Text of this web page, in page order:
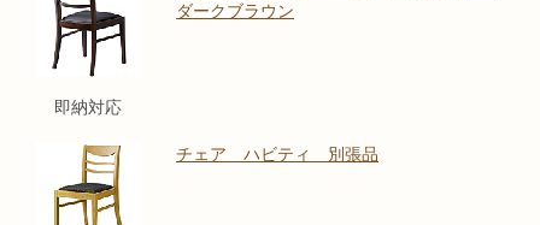
即納対応
ダークブラウン
チェア ハビティ 別張品